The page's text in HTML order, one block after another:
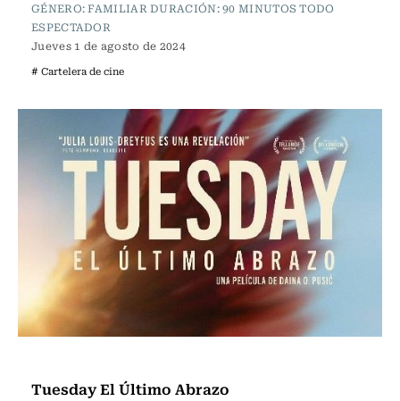
GÉNERO: FAMILIAR DURACIÓN: 90 MINUTOS TODO
ESPECTADOR
Jueves 1 de agosto de 2024
# Cartelera de cine
Tuesday El Último Abrazo